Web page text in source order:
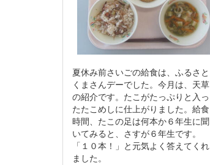
夏休み前さいごの給食は、ふるさと
くまさんデーでした。今月は、天草
の紹介です。たこがたっぷりと入っ
たたこめしに仕上がりました。給食
時間、たこの足は何本か６年生に聞
いてみると、さすが６年生です。
「１０本！」と元気よく答えてくれ
ました。